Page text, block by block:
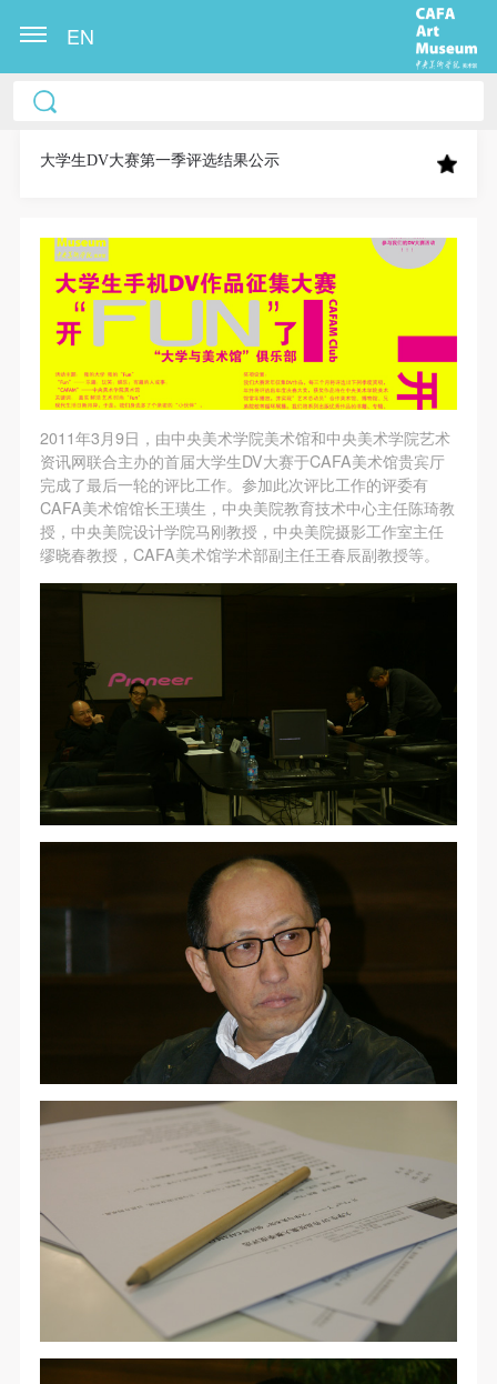
EN
大学生DV大赛第一季评选结果公示
2011年3月9日，由中央美术学院美术馆和中央美术学院艺术
资讯网联合主办的首届大学生DV大赛于CAFA美术馆贵宾厅
完成了最后一轮的评比工作。参加此次评比工作的评委有
CAFA美术馆馆长王璜生，中央美院教育技术中心主任陈琦教
授，中央美院设计学院马刚教授，中央美院摄影工作室主任
缪晓春教授，CAFA美术馆学术部副主任王春辰副教授等。
中央美术学院美术馆出版授权协议书
称“CAFAM”），愿意将本人参与中央美术学院美术馆
果（如参与工作坊创作的作品）提交中央美术学院用
作发表、出版。中央美术学院可以以电子、网络及其
它数字媒体形式公开出版，并同意编入《中国知识资
源总库》《中央美术学院资料库》《中央美术学院美
术馆资料库》等相关资料、文献、档案机构和平台，
在中央美术学院中使用和在互联网上传播，同意按相
关“章程”规定享受相关权益。
中央美术学院美术馆活动安全免责协议书
第一条
本次活动公平公正、自愿参加与退出、风险与责任自
负的原则。但活动有风险，参加者应有必要的风险意
参加本次活动者必须遵守中华人民共和国的相关法
律、法规，必须遵循道德和社会公德规范，并应该具
备以人为本、团结友爱、互相帮助和助人为乐的良好
品质。
第三条
参加本次活动人员应该是成年人（具有完全民事行为
能力的人，18周岁以上）未成年人必须在成年人的陪
第四条
参加活动者在此次活动期间的人身安全责任自负。鼓
励参加者自行购买人身安全保险。活动中一旦出现事
故，活动中任何非事故当事人及美术馆将不承担人身
事故的任何责任，但有互相援助的义务。参加活动的
成员应当积极主动的组织实施救援工作，但对事故本
身不承担任何法律责任和经济责任。参加本次活动者
的人身安全不负有民事及相关连带责任。
参加活动者在此次活动期间应主动遵守美术馆活动秩
序、维护美术馆场地及展示、展览、馆藏艺术作品及
衍生品的安全。活动中一旦因个人原因造成美术馆场
地、空间、艺术品、衍生品等受到不同程度的损失、
破坏。活动中任何非事故当事人及美术馆将不承担相
应的责任与损失，应由参与活动者根据相应的法律条
文、组织规定进行协商和赔偿。并追究相应的法律责
中央美术学院美术馆出版授权协议书
称“CAFAM”），愿意将本人参与中央美术学院美术馆
果（如参与工作坊创作的作品）提交中央美术学院用
作发表、出版。中央美术学院可以以电子、网络及其
它数字媒体形式公开出版，并同意编入《中国知识资
源总库》《中央美术学院资料库》《中央美术学院美
术馆资料库》等相关资料、文献、档案机构和平台，
在中央美术学院中使用和在互联网上传播，同意按相
关“章程”规定享受相关权益。
中央美术学院美术馆活动安全免责协议书
第一条
本次活动公平公正、自愿参加与退出、风险与责任自
负的原则。但活动有风险，参加者应有必要的风险意
参加本次活动者必须遵守中华人民共和国的相关法
律、法规，必须遵循道德和社会公德规范，并应该具
备以人为本、团结友爱、互相帮助和助人为乐的良好
品质。
第三条
参加本次活动人员应该是成年人（具有完全民事行为
能力的人，18周岁以上）未成年人必须在成年人的陪
第四条
参加活动者在此次活动期间的人身安全责任自负。鼓
励参加者自行购买人身安全保险。活动中一旦出现事
故，活动中任何非事故当事人及美术馆将不承担人身
事故的任何责任，但有互相援助的义务。参加活动的
成员应当积极主动的组织实施救援工作，但对事故本
身不承担任何法律责任和经济责任。参加本次活动者
的人身安全不负有民事及相关连带责任。
参加活动者在此次活动期间应主动遵守美术馆活动秩
序、维护美术馆场地及展示、展览、馆藏艺术作品及
衍生品的安全。活动中一旦因个人原因造成美术馆场
地、空间、艺术品、衍生品等受到不同程度的损失、
破坏。活动中任何非事故当事人及美术馆将不承担相
应的责任与损失，应由参与活动者根据相应的法律条
文、组织规定进行协商和赔偿。并追究相应的法律责
中央美术学院美术馆出版授权协议书
称“CAFAM”），愿意将本人参与中央美术学院美术馆
果（如参与工作坊创作的作品）提交中央美术学院用
作发表、出版。中央美术学院可以以电子、网络及其
它数字媒体形式公开出版，并同意编入《中国知识资
源总库》《中央美术学院资料库》《中央美术学院美
术馆资料库》等相关资料、文献、档案机构和平台，
在中央美术学院中使用和在互联网上传播，同意按相
关“章程”规定享受相关权益。
中央美术学院美术馆活动安全免责协议书
第一条
本次活动公平公正、自愿参加与退出、风险与责任自
负的原则。但活动有风险，参加者应有必要的风险意
参加本次活动者必须遵守中华人民共和国的相关法
律、法规，必须遵循道德和社会公德规范，并应该具
备以人为本、团结友爱、互相帮助和助人为乐的良好
品质。
第三条
参加本次活动人员应该是成年人（具有完全民事行为
能力的人，18周岁以上）未成年人必须在成年人的陪
第四条
参加活动者在此次活动期间的人身安全责任自负。鼓
励参加者自行购买人身安全保险。活动中一旦出现事
故，活动中任何非事故当事人及美术馆将不承担人身
事故的任何责任，但有互相援助的义务。参加活动的
成员应当积极主动的组织实施救援工作，但对事故本
身不承担任何法律责任和经济责任。参加本次活动者
的人身安全不负有民事及相关连带责任。
参加活动者在此次活动期间应主动遵守美术馆活动秩
序、维护美术馆场地及展示、展览、馆藏艺术作品及
衍生品的安全。活动中一旦因个人原因造成美术馆场
地、空间、艺术品、衍生品等受到不同程度的损失、
破坏。活动中任何非事故当事人及美术馆将不承担相
应的责任与损失，应由参与活动者根据相应的法律条
文、组织规定进行协商和赔偿。并追究相应的法律责